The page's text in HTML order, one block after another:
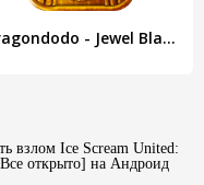
Dragondodo - Jewel Blast
взлом Ice Scream United:
открыто] на Андроид